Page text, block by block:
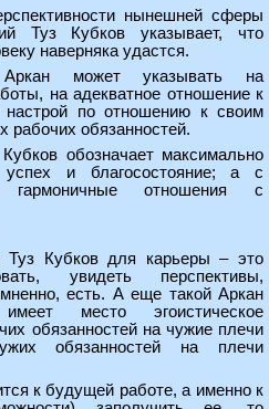
нынешней сферы
Туз Кубков указывает, что
наверняка удастся.
может указывать на
на адекватное отношение к
по отношению к своим
рабочих обязанностей.
обозначает максимально
и благосостояние; а с
отношения с
Туз Кубков для карьеры – это
увидеть перспективы,
есть. А еще такой Аркан
место эгоистическое
обязанностей на чужие плечи
обязанностей на плечи
к будущей работе, а именно к